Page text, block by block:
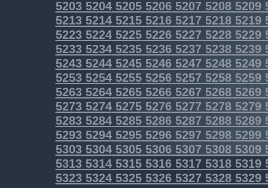
52035204520552065207 52085209
5213521452155216521752185219
52235224522552265227 52285229
52335234523552365237 52385239
52435244524552465247 52485249
52535254525552565257 52585259
52635264526552665267 52685269
52735274527552765277 52785279
52835284528552865287 52885289
52935294529552965297 52985299
53035304530553065307 53085309
5313531453155316531753185319
5323532453255326532753285329